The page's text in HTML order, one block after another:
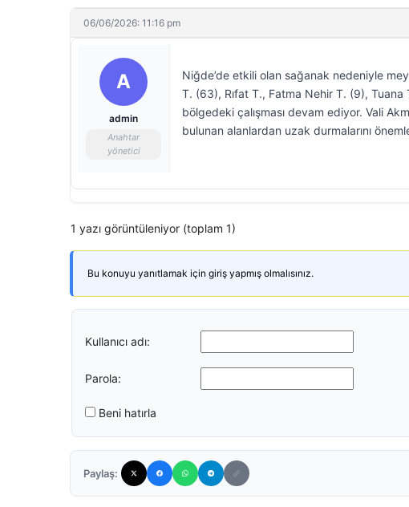
06/06/2026: 11:16 pm
A
admin
Anahtar
yönetici
Niğde’de etkili olan sağanak nedeniyle
T. (63), Rıfat T., Fatma Nehir T. (9),
bölgedeki çalışması devam ediyor. Vali
bulunan alanlardan uzak durmalarını
1 yazı görüntüleniyor (toplam 1)
Bu konuyu yanıtlamak için giriş yapmış olmalısınız.
Kullanıcı adı:
Parola:
Beni hatırla
Paylaş: